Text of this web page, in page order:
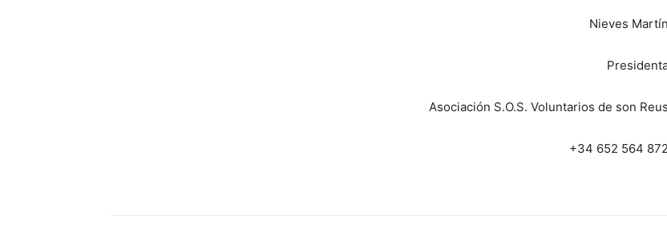
Nieves Martín
Asociación S.O.S. Voluntarios de son Reus
+34 652 564 872